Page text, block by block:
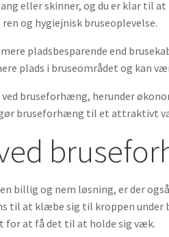
eller skinner, og du er klar til
og hygiejnisk bruseoplevelse.
pladsbesparende end
plads i bruseområdet og kan
bruseforhæng, herunder
bruseforhæng til et attraktivt
billig og nem løsning, er der
til at klæbe sig til kroppen under
at få det til at holde sig væk.